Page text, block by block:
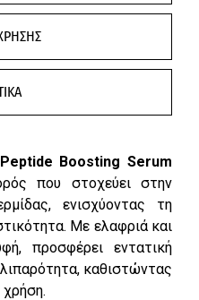
Peptide Boosting Serum
που στοχεύει στην
ενισχύοντας τη
Με ελαφριά και
προσφέρει εντατική
καθιστώντας
χρήση.